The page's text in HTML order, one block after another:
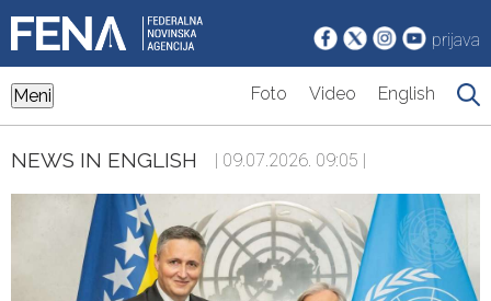
prijava
Meni Foto Video English
NEWS IN ENGLISH | 09.07.2026. 09:05 |